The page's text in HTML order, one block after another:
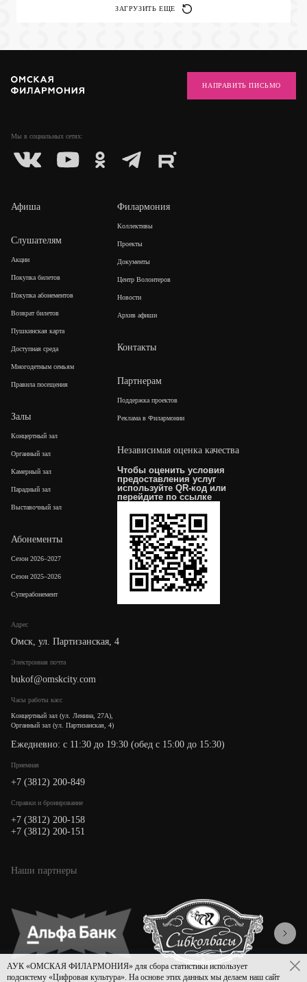
ЗАГРУЗИТЬ ЕЩЕ
Мы в социальных сетях:
НАПРАВИТЬ ПИСЬМО
Адрес
Омск, ул. Партизанская, 4
Электронная почта
bukof@omskcity.com
Часы работы касс
Концертный зал (ул. Ленина, 27А),
Органный зал (ул. Партизанская, 4)
Ежедневно: с 11:30 до 19:30 (обед с 15:00 до 15:30)
Приемная
+7 (3812) 200-849
Cправки и бронирование
+7 (3812) 200-158
+7 (3812) 200-151
Афиша
Слушателям
Акции
Покупка билетов
Покупка абонементов
Возврат билетов
Пушкинская карта
Доступная среда
Многодетным семьям
Правила посещения
Залы
Концертный зал
Органный зал
Камерный зал
Парадный зал
Выставочный зал
Абонементы
Сезон 2026–2027
Сезон 2025–2026
Суперабонемент
Филармония
Коллективы
Проекты
Документы
Центр Волонтеров
Новости
Архив афиши
Контакты
Партнерам
Поддержка проектов
Реклама в Филармонии
Независимая оценка качества
Чтобы оценить условия
предоставления услуг
используйте QR-код или
перейдите по ссылке
Наши партнеры
АУК «ОМСКАЯ ФИЛАРМОНИЯ» для сбора статистики использует
подсистему «Цифровая культура». На основе этих данных мы делаем наш сайт